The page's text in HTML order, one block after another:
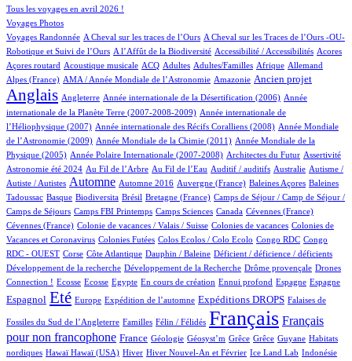
Tous les voyages en avril 2026 !
196/957
Voyages Photos
162/957
Voyages Randonnée
5/957 A Cheval sur les traces de l’Ours
5/957
A Cheval sur les Traces de l’Ours -OU-
Robotique et Suivi de l’Ours
4/957 A l’Affût de la Biodiversité
2/957 Accessibilité / Accessibilités
4/957 Acores
1/957
Açores routard
3/957 Acoustique musicale
100/957 ACQ
31/957 Adultes
12/957 Adultes/Familles
1/957 Afrique
77/957 Allemand
25/957
Alpes (France)
13/957 AMA / Année Mondiale de l’Astronomie
6/957 Amazonie
275/957 Ancien projet
738/957
Anglais
73/957 Angleterre
6/957 Année internationale de la Désertification (2006)
14/957
Année
internationale de la Planète Terre (2007-2008-2009)
4/957
Année internationale de
l’Héliophysique (2007)
1/957 Année internationale des Récifs Coralliens (2008)
12/957
Année Mondiale
de l’Astronomie (2009)
2/957 Année Mondiale de la Chimie (2011)
15/957
Année Mondiale de la
Physique (2005)
5/957 Année Polaire Internationale (2007-2008)
3/957 Architectes du Futur
1/957 Assertivité
44/957
Astronomie été 2024
23/957 Au Fil de l’Arbre
13/957 Au Fil de l’Eau
2/957 Auditif / auditifs
1/957 Australie
2/957
Autisme /
Autiste / Autistes
460/957 Automne
5/957 Automne 2016
6/957 Auvergne (France)
1/957 Baleines Açores
2/957
Baleines
Tadoussac
1/957 Basque
88/957 Biodiversita
1/957 Brésil
15/957 Bretagne (France)
108/957
Camps de Séjour / Camp de Séjour /
Camps de Séjours
2/957 Camps FBI Printemps
12/957 Camps Sciences
6/957 Canada
2/957 Cévennes (France)
1/957
Cévennes (France)
1/957 Colonie de vacances / Valais / Suisse
5/957 Colonies de vacances
3/957
Colonies de
Vacances et Coronavirus
1/957 Colonies Futées
1/957 Colos Ecolos / Colo Ecolo
1/957 Congo RDC
1/957
Congo
RDC - OUEST
2/957 Corse
18/957 Côte Atlantique
1/957 Dauphin / Baleine
2/957 Déficient / déficience / déficients
1/957
Développement de la recherche
1/957 Développement de la Recherche
2/957 Drôme provençale
19/957
Drones
Connection !
2/957 Ecosse
2/957 Ecosse
1/957 Egypte
15/957 En cours de création
1/957 Ennui profond
23/957 Espagne
14/957 Espagne
265/957
Espagnol
731/957 Eté
12/957 Europe
174/957 Expédition de l’automne
270/957 Expéditions DROPS
7/957 Falaises de
Fossiles du Sud de l’Angleterre Familles Félin / Félidés Français Français
pour non francophone
299/957 France
41/957 Géologie
1/957 Géosyst’m
1/957 Grêce
1/957 Grêce
1/957 Guyane
3/957
Habitats
nordiques
2/957 Hawaï
2/957 Hawaï (USA)
154/957 Hiver
25/957 Hiver Nouvel-An et Février
11/957 Ice Land Lab
2/957 Indonésie
1/957